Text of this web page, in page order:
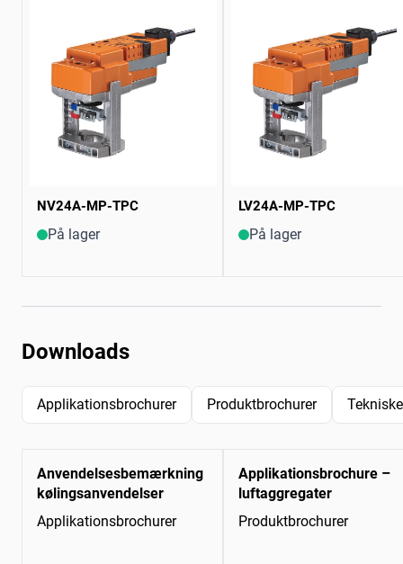
NV24A-MP-TPC
På lager
LV24A-MP-TPC
På lager
Downloads
Applikationsbrochurer Produktbrochurer
Anvendelsesbemærkning
kølingsanvendelser
Applikationsbrochurer
Applikationsbrochure –
luftaggregater
Produktbrochurer